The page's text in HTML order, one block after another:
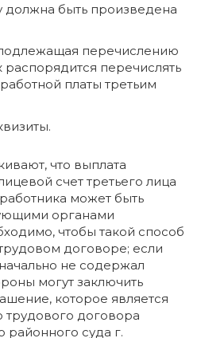
должна быть произведена
перечислению
распорядится перечислять
платы третьим
что выплата
счет третьего лица
может быть
органами
чтобы такой способ
договоре; если
не содержал
могут заключить
которое является
трудового договора
суда г.